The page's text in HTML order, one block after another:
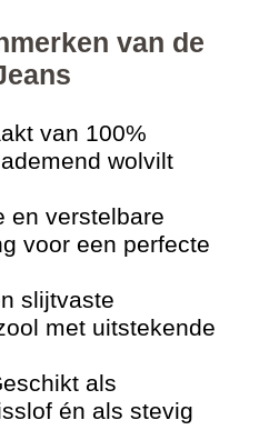
van de
van 100%
wolvilt
en verstelbare
voor een perfecte
slijtvaste
met uitstekende
als
én als stevig